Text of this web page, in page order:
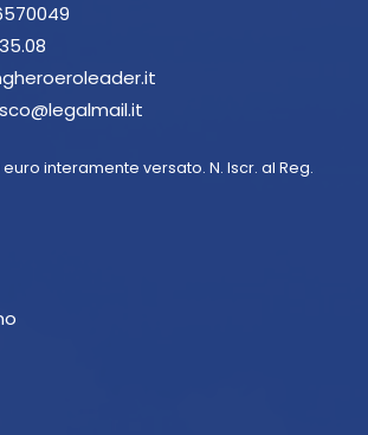
euro interamente versato. N. Iscr. al Reg.